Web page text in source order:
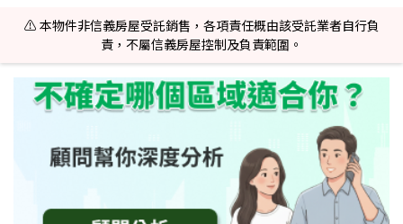
⚠️ 本物件非信義房屋受託銷售，各項責任概由該受託業者自行負
責，不屬信義房屋控制及負責範圍。